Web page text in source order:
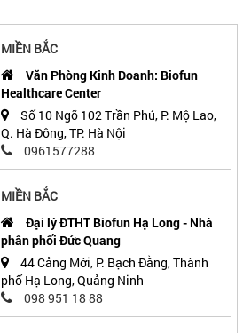
MIỀN BẮC
Văn Phòng Kinh Doanh: Biofun
Healthcare Center
Số 10 Ngõ 102 Trần Phú, P. Mộ Lao,
Q. Hà Đông, TP. Hà Nội
0961577288
MIỀN BẮC
Đại lý ĐTHT Biofun Hạ Long - Nhà
phân phối Đức Quang
44 Cảng Mới, P. Bạch Đằng, Thành
phố Hạ Long, Quảng Ninh
098 951 18 88